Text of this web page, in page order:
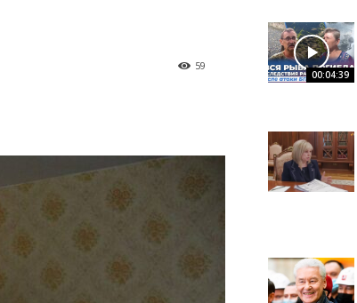
59
00:04:39